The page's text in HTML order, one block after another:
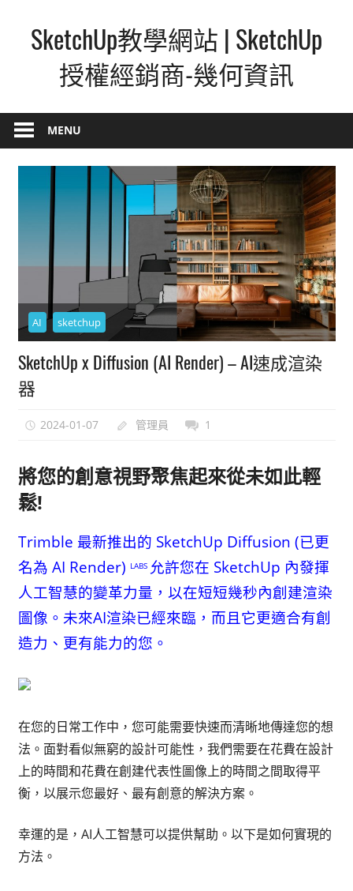
contentSketchUp教學網站 | SketchUp
授權經銷商-幾何資訊
–
最
直
方
人
人
能
上
的
軟
體
MENU
AI sketchup
SketchUp x Diffusion (AI Render) – AI速成渲染
器
2024-01-07 管理員 1
將您的創意視野聚焦起來從未如此輕
鬆!
Trimble 最新推出的 SketchUp Diffusion (已更
名為 AI Render) LABS 允許您在 SketchUp 內發揮
人工智慧的變革力量，以在短短幾秒內創建渲染
圖像。未來AI渲染已經來臨，而且它更適合有創
造力、更有能力的您。
在您的日常工作中，您可能需要快速而清晰地傳達您的想
法。面對看似無窮的設計可能性，我們需要在花費在設計
上的時間和花費在創建代表性圖像上的時間之間取得平
衡，以展示您最好、最有創意的解決方案。
幸運的是，AI人工智慧可以提供幫助。以下是如何實現的
方法。